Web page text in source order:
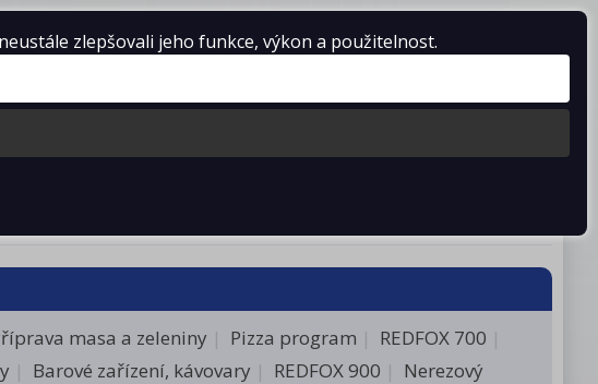
Ke stažení Kontakty
masa a zeleniny Pizza program
REDFOX 700
Barové zařízení, kávovary REDFOX 900
Nerezový
zlepšovali jeho funkce, výkon a použitelnost.